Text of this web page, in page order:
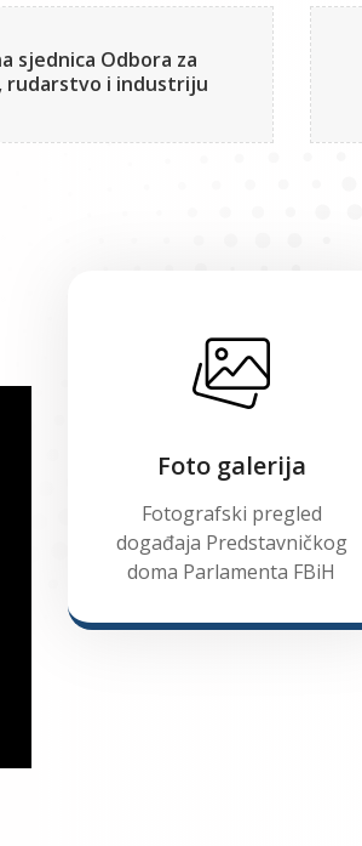
sjednica Odbora za
rudarstvo i industriju
Foto galerija
Fotografski pregled
događaja Predstavničkog
doma Parlamenta FBiH